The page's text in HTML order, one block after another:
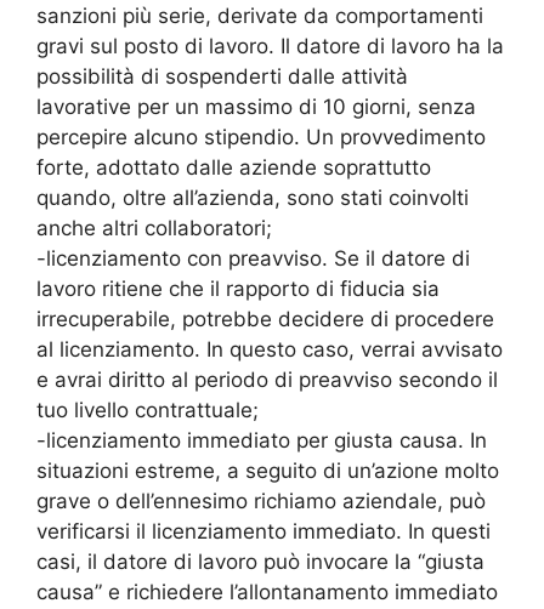
sanzioni più serie, derivate da comportamenti
gravi sul posto di lavoro. Il datore di lavoro ha la
possibilità di sospenderti dalle attività
lavorative per un massimo di 10 giorni, senza
percepire alcuno stipendio. Un provvedimento
forte, adottato dalle aziende soprattutto
quando, oltre all’azienda, sono stati coinvolti
anche altri collaboratori;
-licenziamento con preavviso. Se il datore di
lavoro ritiene che il rapporto di fiducia sia
irrecuperabile, potrebbe decidere di procedere
al licenziamento. In questo caso, verrai avvisato
e avrai diritto al periodo di preavviso secondo il
tuo livello contrattuale;
-licenziamento immediato per giusta causa. In
situazioni estreme, a seguito di un’azione molto
grave o dell’ennesimo richiamo aziendale, può
verificarsi il licenziamento immediato. In questi
casi, il datore di lavoro può invocare la “giusta
causa” e richiedere l’allontanamento immediato